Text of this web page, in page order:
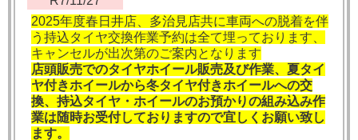
2025年度春日井店、多治見店共に車両への脱着を伴
う持込タイヤ交換作業予約は全て埋っております、
キャンセルが出次第のご案内となります
店頭販売でのタイヤホイール販売及び作業、 夏タイ
ヤ付きホイールから冬タイヤ付きホイールへの交
換、 持込タイヤ・ホイールのお預かりの組み込み作
業は随時お受付しておりますので宜しくお願い致し
ます。